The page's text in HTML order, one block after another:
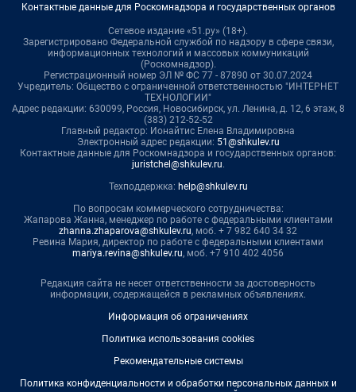
Контактные данные для Роскомнадзора и государственных органов
Сетевое издание «51.ру» (18+).
Зарегистрировано Федеральной службой по надзору в сфере связи,
информационных технологий и массовых коммуникаций
(Роскомнадзор).
Регистрационный номер ЭЛ № ФС 77 - 87890 от 30.07.2024
Учредитель: Общество с ограниченной ответственностью "ИНТЕРНЕТ
ТЕХНОЛОГИИ"
Адрес редакции: 630099, Россия, Новосибирск, ул. Ленина, д. 12, 6 этаж, 8
(383) 212-52-52
Главный редактор: Ионайтис Елена Владимировна
Электронный адрес редакции: 51@shkulev.ru
Контактные данные для Роскомнадзора и государственных органов:
juristchel@shkulev.ru.
Техподдержка: help@shkulev.ru
По вопросам коммерческого сотрудничества:
Жапарова Жанна, менеджер по работе с федеральными клиентами
zhanna.zhaparova@shkulev.ru, моб. + 7 982 640 34 32
Ревина Мария, директор по работе с федеральными клиентами
mariya.revina@shkulev.ru, моб. +7 910 402 4056
Редакция сайта не несет ответственности за достоверность
информации, содержащейся в рекламных объявлениях.
Информация об ограничениях
Политика использования cookies
Рекомендательные системы
Политика конфиденциальности и обработки персональных данных и